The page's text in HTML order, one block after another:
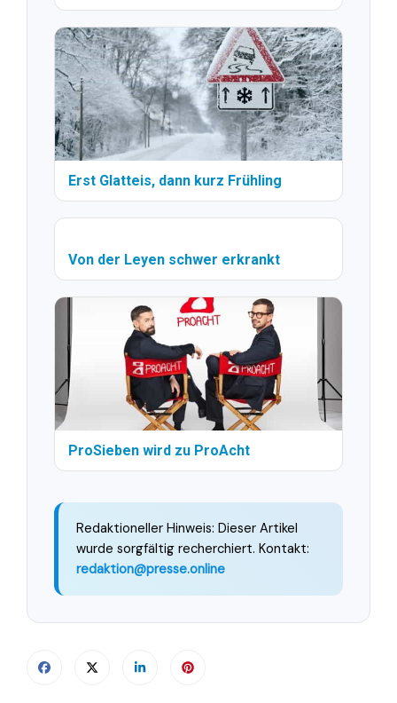
Erst Glatteis, dann kurz Frühling
Von der Leyen schwer erkrankt
ProSieben wird zu ProAcht
Redaktioneller Hinweis: Dieser Artikel
wurde sorgfältig recherchiert. Kontakt:
redaktion@presse.online